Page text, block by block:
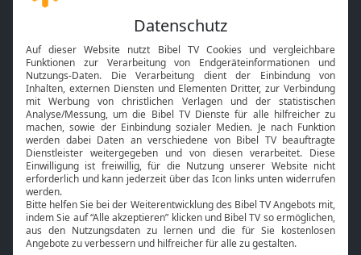
Neuigkeiten
Mobile App
Smart TV
HbbTV
Bibelthek Online-Bibel
Nächster Gottesdienst
Bibel TV
Über uns
Jobs
Service
Kontakt
TV-Empfang